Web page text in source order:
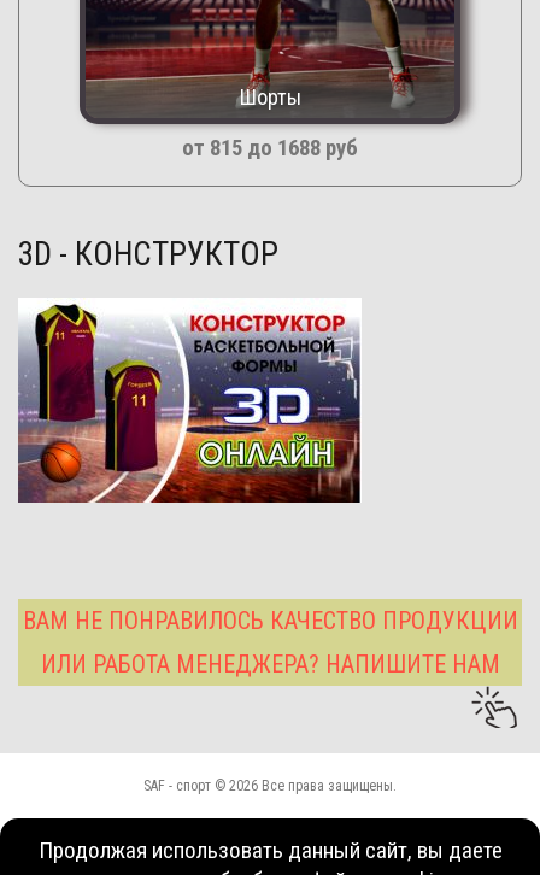
Шорты
от 815 до 1688 руб
3D - КОНСТРУКТОР
ВАМ НЕ ПОНРАВИЛОСЬ КАЧЕСТВО ПРОДУКЦИИ
ИЛИ РАБОТА МЕНЕДЖЕРА? НАПИШИТЕ НАМ
SAF - спорт © 2026 Все права защищены.
Продолжая использовать данный сайт, вы даете